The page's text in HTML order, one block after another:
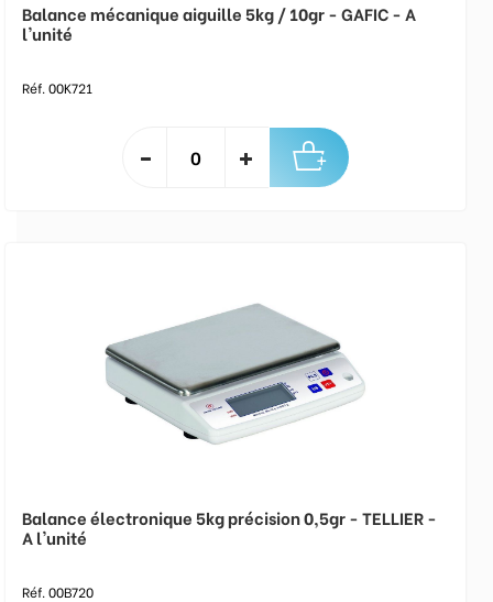
Balance mécanique aiguille 5kg / 10gr - GAFIC - A
l'unité
Réf. 00K721
Balance électronique 5kg précision 0,5gr - TELLIER -
A l'unité
Réf. 00B720